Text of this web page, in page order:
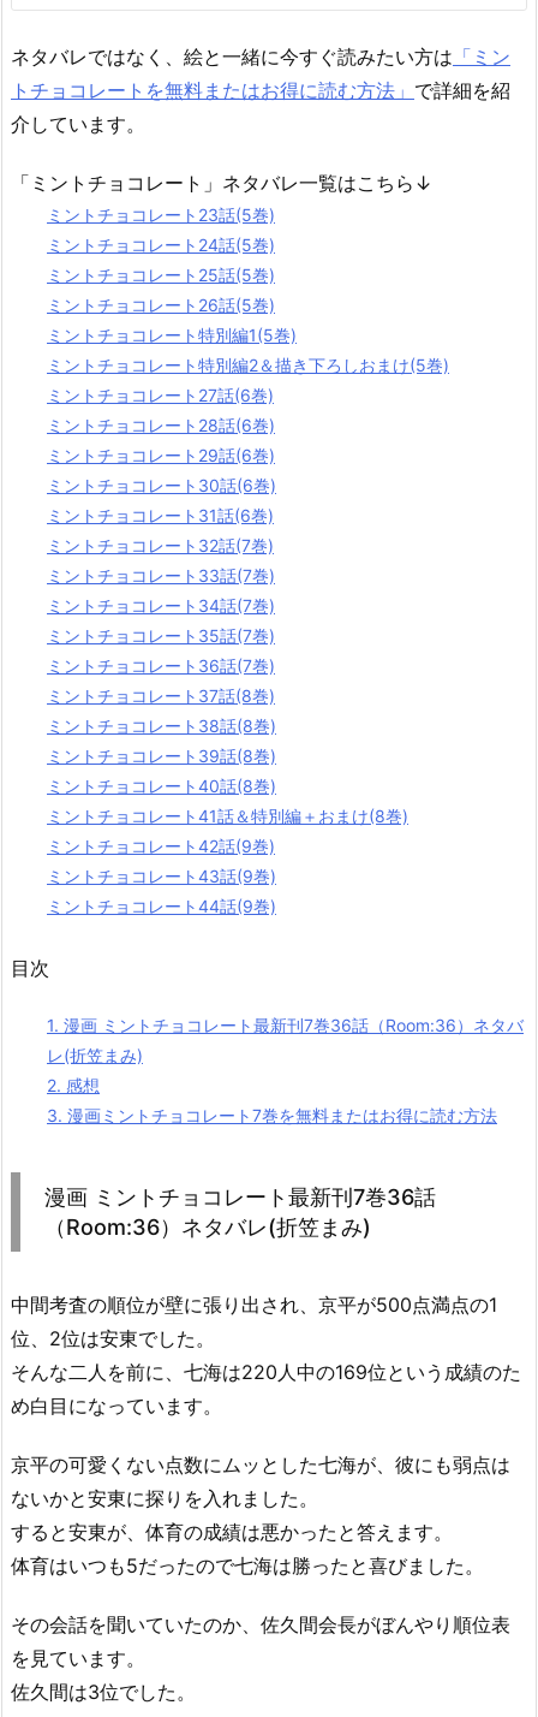
ネタバレではなく、絵と一緒に今すぐ読みたい方は 「ミン
トチョコレートを無料またはお得に読む方法」 で詳細を紹
介しています。
「ミントチョコレート」ネタバレ一覧はこちら↓
ミントチョコレート23話(5巻)
ミントチョコレート24話(5巻)
ミントチョコレート25話(5巻)
ミントチョコレート26話(5巻)
ミントチョコレート特別編1(5巻)
ミントチョコレート特別編2＆描き下ろしおまけ(5巻)
ミントチョコレート27話(6巻)
ミントチョコレート28話(6巻)
ミントチョコレート29話(6巻)
ミントチョコレート30話(6巻)
ミントチョコレート31話(6巻)
ミントチョコレート32話(7巻)
ミントチョコレート33話(7巻)
ミントチョコレート34話(7巻)
ミントチョコレート35話(7巻)
ミントチョコレート36話(7巻)
ミントチョコレート37話(8巻)
ミントチョコレート38話(8巻)
ミントチョコレート39話(8巻)
ミントチョコレート40話(8巻)
ミントチョコレート41話＆特別編＋おまけ(8巻)
ミントチョコレート42話(9巻)
ミントチョコレート43話(9巻)
ミントチョコレート44話(9巻)
目次
1. 漫画 ミントチョコレート最新刊7巻36話（Room:36）ネタバ
レ(折笠まみ)
2. 感想
3. 漫画ミントチョコレート7巻を無料またはお得に読む方法
漫画 ミントチョコレート最新刊7巻36話
（Room:36）ネタバレ(折笠まみ)
中間考査の順位が壁に張り出され、京平が500点満点の1
位、2位は安東でした。
そんな二人を前に、七海は220人中の169位という成績のた
め白目になっています。
京平の可愛くない点数にムッとした七海が、彼にも弱点は
ないかと安東に探りを入れました。
すると安東が、体育の成績は悪かったと答えます。
体育はいつも5だったので七海は勝ったと喜びました。
その会話を聞いていたのか、佐久間会長がぼんやり順位表
を見ています。
佐久間は3位でした。